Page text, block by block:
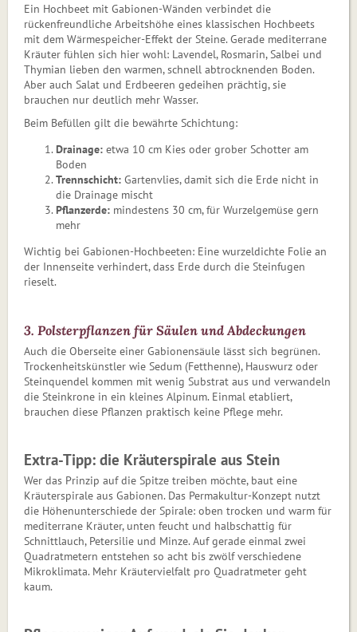
Ein Hochbeet mit Gabionen-Wänden verbindet die
rückenfreundliche Arbeitshöhe eines klassischen Hochbeets
mit dem Wärmespeicher-Effekt der Steine. Gerade mediterrane
Kräuter fühlen sich hier wohl: Lavendel, Rosmarin, Salbei und
Thymian lieben den warmen, schnell abtrocknenden Boden.
Aber auch Salat und Erdbeeren gedeihen prächtig, sie
brauchen nur deutlich mehr Wasser.
Beim Befüllen gilt die bewährte Schichtung:
Drainage: etwa 10 cm Kies oder grober Schotter am
Boden
Trennschicht: Gartenvlies, damit sich die Erde nicht in
die Drainage mischt
Pflanzerde: mindestens 30 cm, für Wurzelgemüse gern
mehr
Wichtig bei Gabionen-Hochbeeten: Eine wurzeldichte Folie an
der Innenseite verhindert, dass Erde durch die Steinfugen
rieselt.
3. Polsterpflanzen für Säulen und Abdeckungen
Auch die Oberseite einer Gabionensäule lässt sich begrünen.
Trockenheitskünstler wie Sedum (Fetthenne), Hauswurz oder
Steinquendel kommen mit wenig Substrat aus und verwandeln
die Steinkrone in ein kleines Alpinum. Einmal etabliert,
brauchen diese Pflanzen praktisch keine Pflege mehr.
Extra-Tipp: die Kräuterspirale aus Stein
Wer das Prinzip auf die Spitze treiben möchte, baut eine
Kräuterspirale aus Gabionen. Das Permakultur-Konzept nutzt
die Höhenunterschiede der Spirale: oben trocken und warm für
mediterrane Kräuter, unten feucht und halbschattig für
Schnittlauch, Petersilie und Minze. Auf gerade einmal zwei
Quadratmetern entstehen so acht bis zwölf verschiedene
Mikroklimata. Mehr Kräutervielfalt pro Quadratmeter geht
kaum.